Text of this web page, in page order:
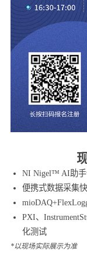
NI Nigel™ AI助
便携式数据采集
PXI、
化测试
*以现场实际展示为准